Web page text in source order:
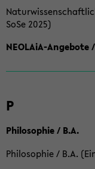
SoSe 2025)
NEOLAiA-Angebote
P
Philosophie / B.A.
Philosophie / B.A.